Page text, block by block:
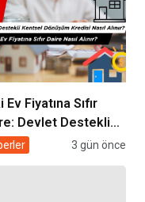
Ev Fiyatına Sıfır
Devlet Destekli
Dönüşüm3 gün önce